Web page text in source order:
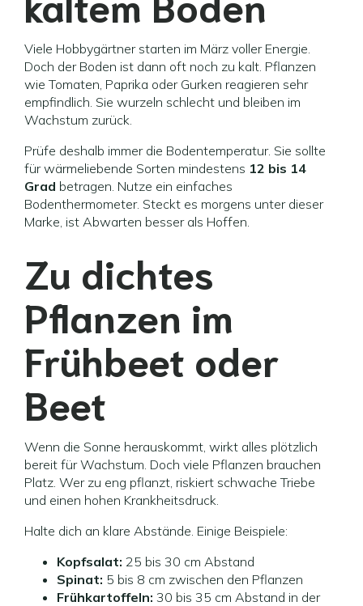
Viele Hobbygärtner starten im März voller Energie.
Doch der Boden ist dann oft noch zu kalt. Pflanzen
wie Tomaten, Paprika oder Gurken reagieren sehr
empfindlich. Sie wurzeln schlecht und bleiben im
Wachstum zurück.
Prüfe deshalb immer die Bodentemperatur. Sie sollte
für wärmeliebende Sorten mindestens 12 bis 14
Grad betragen. Nutze ein einfaches
Bodenthermometer. Steckt es morgens unter dieser
Marke, ist Abwarten besser als Hoffen.
Zu dichtes
Pflanzen im
Frühbeet oder
Beet
Wenn die Sonne herauskommt, wirkt alles plötzlich
bereit für Wachstum. Doch viele Pflanzen brauchen
Platz. Wer zu eng pflanzt, riskiert schwache Triebe
und einen hohen Krankheitsdruck.
Halte dich an klare Abstände. Einige Beispiele:
Kopfsalat: 25 bis 30 cm Abstand
Spinat: 5 bis 8 cm zwischen den Pflanzen
Frühkartoffeln: 30 bis 35 cm Abstand in der